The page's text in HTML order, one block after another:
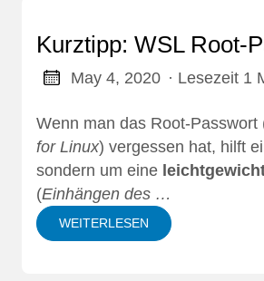
Kurztipp: WSL Root-
May 4, 2020 · Lesezeit 1
Wenn man das Root-Passwort
for Linux) vergessen hat, hilft
sondern um eine
(Einhängen des …
WEITERLESEN